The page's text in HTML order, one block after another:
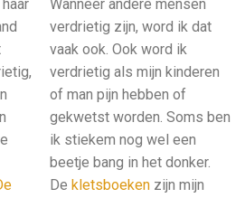
Wanneer andere mensen
verdrietig zijn, word ik dat
vaak ook. Ook word ik
verdrietig als mijn kinderen
of man pijn hebben of
gekwetst worden. Soms ben
ik stiekem nog wel een
beetje bang in het donker.
De kletsboeken zijn mijn